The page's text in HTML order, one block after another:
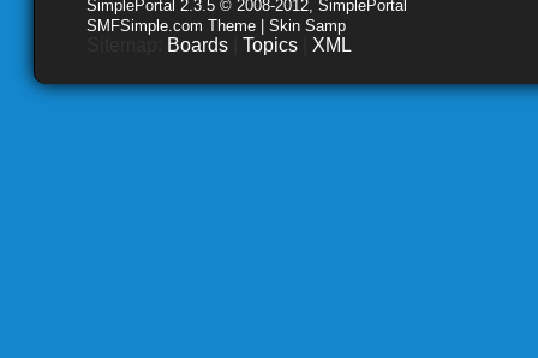
SimplePortal 2.3.5 © 2008-2012, SimplePortal
SMFSimple.com Theme | Skin Samp
Boards Topics XML